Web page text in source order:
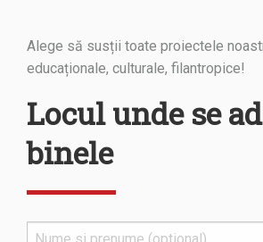
Alege să susții toate proiectele
educaționale, culturale, filantropice!
Locul unde se
binele